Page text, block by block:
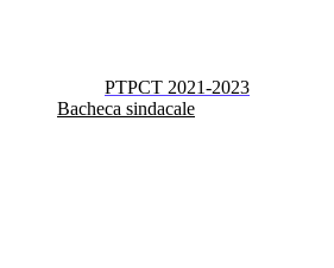
PTPCT 2021-2023
Bacheca sindacale